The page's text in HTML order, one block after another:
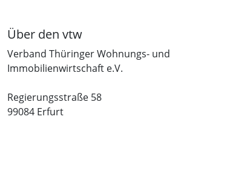
Über den vtw
Verband Thüringer Wohnungs- und
Immobilienwirtschaft e.V.
Regierungsstraße 58
99084 Erfurt